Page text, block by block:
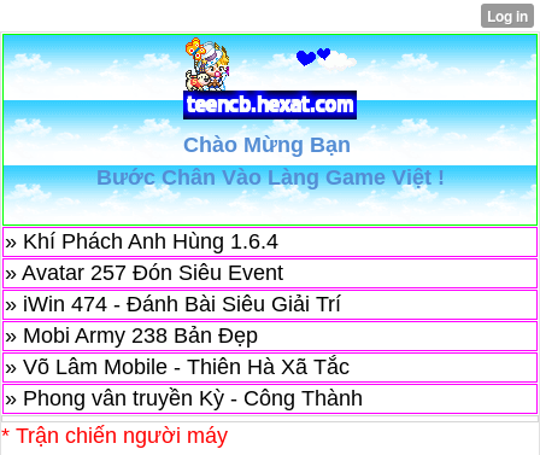
Chào Mừng Bạn
Bước Chân Vào Làng Game Việt !
» Khí Phách Anh Hùng 1.6.4
» Avatar 257 Đón Siêu Event
» iWin 474 - Đánh Bài Siêu Giải Trí
» Mobi Army 238 Bản Đẹp
» Võ Lâm Mobile - Thiên Hà Xã Tắc
» Phong vân truyền Kỳ - Công Thành
* Trận chiến người máy